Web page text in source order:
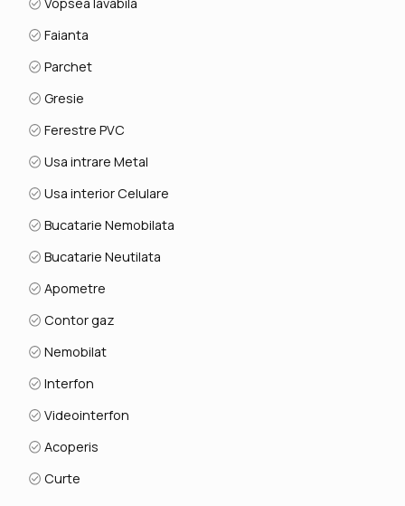
Faianta
Parchet
Gresie
Ferestre PVC
Usa intrare Metal
Usa interior Celulare
Bucatarie Nemobilata
Bucatarie Neutilata
Apometre
Contor gaz
Nemobilat
Interfon
Videointerfon
Acoperis
Curte